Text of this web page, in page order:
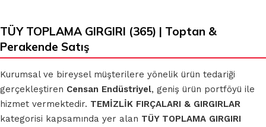
TÜY TOPLAMA GIRGIRI (365) | Toptan &
Perakende Satış
Kurumsal ve bireysel müşterilere yönelik ürün tedariği
gerçekleştiren Censan Endüstriyel, geniş ürün portföyü ile
hizmet vermektedir. TEMİZLİK FIRÇALARI & GIRGIRLAR
kategorisi kapsamında yer alan TÜY TOPLAMA GIRGIRI